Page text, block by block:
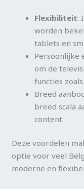
Flexibiliteit:
worden
tablets en
Persoonlijke
om de
functies zoals
Breed
breed scala
content.
Deze voordelen
optie voor veel
moderne en